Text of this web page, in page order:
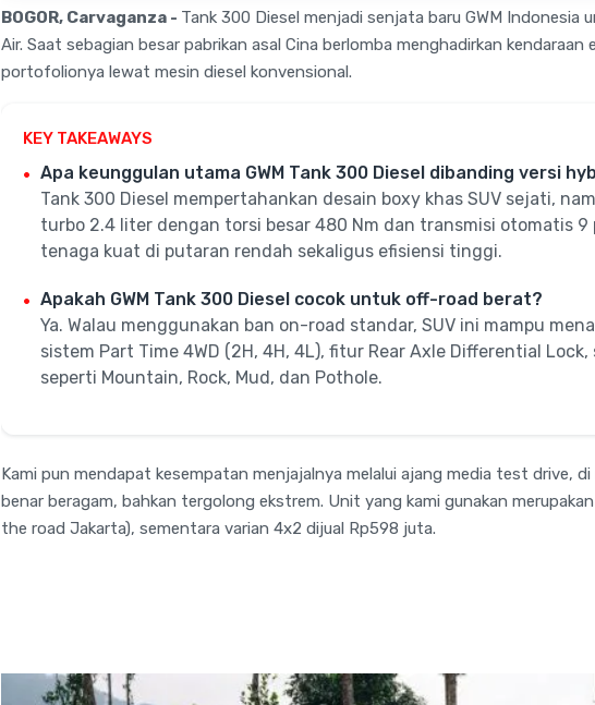
BOGOR, Carvaganza - Tank 300 Diesel menjadi senjata baru GWM Indonesia
Air. Saat sebagian besar pabrikan asal Cina berlomba menghadirkan kendaraan
portofolionya lewat mesin diesel konvensional.
KEY TAKEAWAYS
Apa keunggulan utama GWM Tank 300 Diesel dibanding versi
Tank 300 Diesel mempertahankan desain boxy khas SUV sejati,
turbo 2.4 liter dengan torsi besar 480 Nm dan transmisi otomatis 9
tenaga kuat di putaran rendah sekaligus efisiensi tinggi.
Apakah GWM Tank 300 Diesel cocok untuk off-road berat?
Ya. Walau menggunakan ban on-road standar, SUV ini mampu
sistem Part Time 4WD (2H, 4H, 4L), fitur Rear Axle Differential
seperti Mountain, Rock, Mud, dan Pothole.
Kami pun mendapat kesempatan menjajalnya melalui ajang media test drive,
benar beragam, bahkan tergolong ekstrem. Unit yang kami gunakan
the road Jakarta), sementara varian 4x2 dijual Rp598 juta.